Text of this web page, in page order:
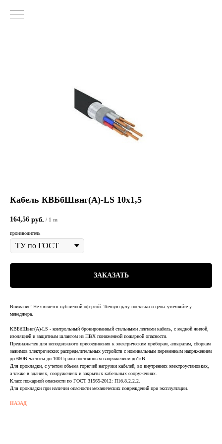
Кабель КВБбШвнг(А)-LS 10х1,5
164,56 руб. / 1 m
производитель
ЗАКАЗАТЬ
Внимание! Не является публичной офертой. Точную дату поставки и цены уточняйте у
менеджера.
КВБбШвнг(А)-LS - контрольный бронированный стальными лентами кабель, с медной жилой,
изоляцией и защитным шлангом из ПВХ пониженной пожарной опасности.
Предназначен для неподвижного присоединения к электрическим приборам, аппаратам, сборкам
зажимов электрических распределительных устройств с номинальным переменным напряжением
до 660В частоты до 100Гц или постоянным напряжением до1кВ.
Для прокладки, с учетом объема горючей нагрузки кабелей, во внутренних электроустановках,
а также в зданиях, сооружениях и закрытых кабельных сооружениях.
Класс пожарной опасности по ГОСТ 31565-2012: П1б.8.2.2.2.
Для прокладки при наличии опасности механических повреждений при эксплуатации.
НАЗАД